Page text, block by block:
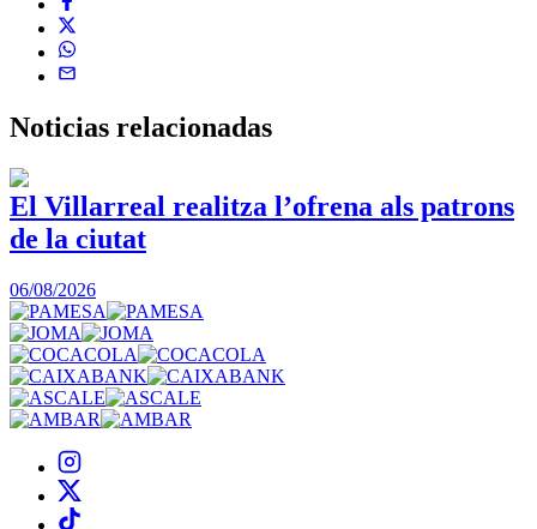
Noticias relacionadas
El Villarreal realitza l’ofrena als patrons
de la ciutat
06/08/2026